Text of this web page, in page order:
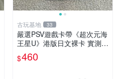
古玩基地 33
嚴選PSV遊戲卡帶《超次元海
王星U》港版日文裸卡 實測暢
玩 索尼專屬 psv psv游戲 psv
游戲卡帶
$460